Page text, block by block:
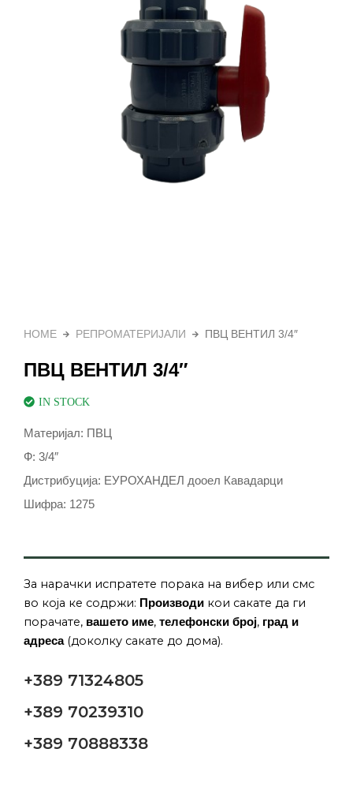
HOME РЕПРОМАТЕРИЈАЛИ ПВЦ ВЕНТИЛ 3/4″
ПВЦ ВЕНТИЛ 3/4″
IN STOCK
Материјал: ПВЦ
Ф: 3/4″
Дистрибуција: ЕУРОХАНДЕЛ дооел Кавадарци
Шифра: 1275
За нарачки испратете порака на вибер или смс
во која ке содржи: Производи кои сакате да ги
порачате, вашето име, телефонски број, град и
адреса(доколку сакате до дома).
+389 71324805
+389 70239310
+389 70888338